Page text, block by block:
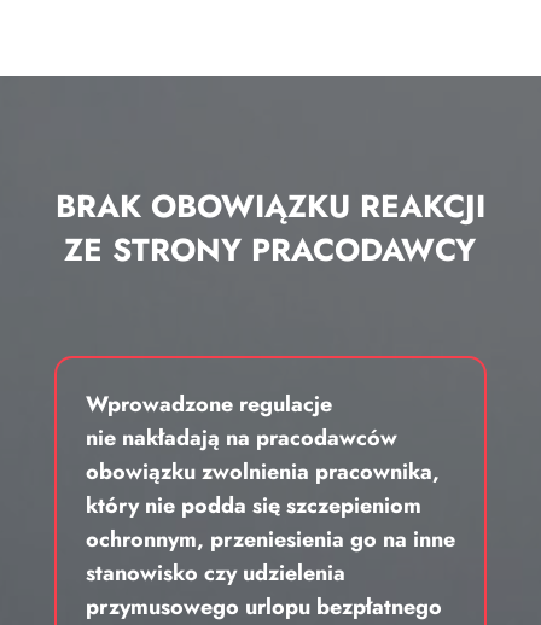
BRAK OBOWIĄZKU REAKCJI
ZE STRONY PRACODAWCY
Wprowadzone regulacje
nie nakładają na pracodawców
obowiązku zwolnienia pracownika,
który nie podda się szczepieniom
ochronnym, przeniesienia go na inne
stanowisko czy udzielenia
przymusowego urlopu bezpłatnego